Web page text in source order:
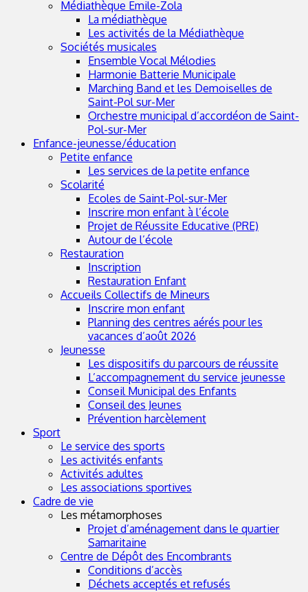
Médiathèque Emile-Zola
La médiathèque
Les activités de la Médiathèque
Sociétés musicales
Ensemble Vocal Mélodies
Harmonie Batterie Municipale
Marching Band et les Demoiselles de
Saint-Pol sur-Mer
Orchestre municipal d’accordéon de Saint-
Pol-sur-Mer
Enfance-jeunesse/éducation
Petite enfance
Les services de la petite enfance
Scolarité
Ecoles de Saint-Pol-sur-Mer
Inscrire mon enfant à l’école
Projet de Réussite Educative (PRE)
Autour de l’école
Restauration
Inscription
Restauration Enfant
Accueils Collectifs de Mineurs
Inscrire mon enfant
Planning des centres aérés pour les
vacances d’août 2026
Jeunesse
Les dispositifs du parcours de réussite
L’accompagnement du service jeunesse
Conseil Municipal des Enfants
Conseil des Jeunes
Prévention harcèlement
Sport
Le service des sports
Les activités enfants
Activités adultes
Les associations sportives
Cadre de vie
Les métamorphoses
Projet d’aménagement dans le quartier
Samaritaine
Centre de Dépôt des Encombrants
Conditions d’accès
Déchets acceptés et refusés